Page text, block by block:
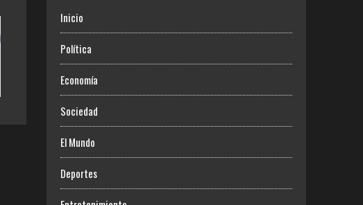
Inicio
Política
Economía
Sociedad
El Mundo
Deportes